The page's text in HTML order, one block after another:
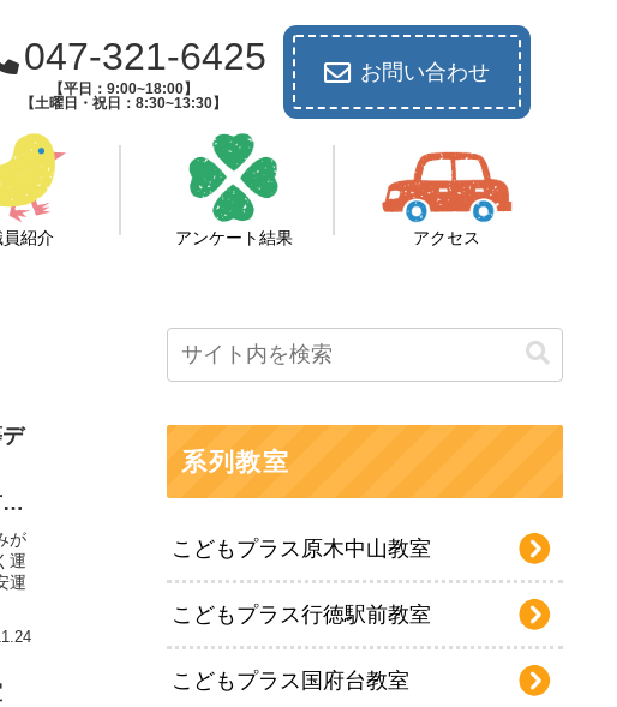
047-321-6425
【平日：9:00~18:00】
【土曜日・祝日：8:30~13:30】
お問い合わせ
員紹介 アンケート結果 アクセス
が
運
運
系列教室
こどもプラス原木中山教室
こどもプラス行徳駅前教室
こどもプラス国府台教室